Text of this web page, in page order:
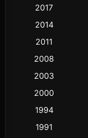
Comedy ตลก
Conspiracy
Crime อาชญากรรม
Culture
2017
2014
2011
2008
2003
2000
1994
1991